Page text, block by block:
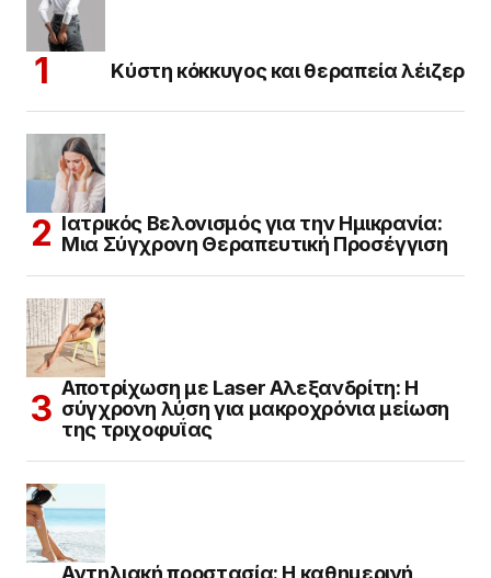
Κύστη κόκκυγος και θεραπεία λέιζερ
Ιατρικός Βελονισμός για την Ημικρανία:
Μια Σύγχρονη Θεραπευτική Προσέγγιση
Αποτρίχωση με Laser Αλεξανδρίτη: Η
σύγχρονη λύση για μακροχρόνια μείωση
της τριχοφυΐας
Αντηλιακή προστασία: Η καθημερινή